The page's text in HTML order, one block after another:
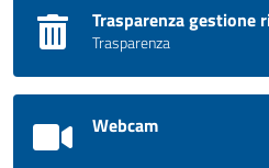
Trasparenza gestione
Trasparenza
Webcam